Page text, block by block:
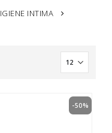
IGIENE INTIMA
-50%